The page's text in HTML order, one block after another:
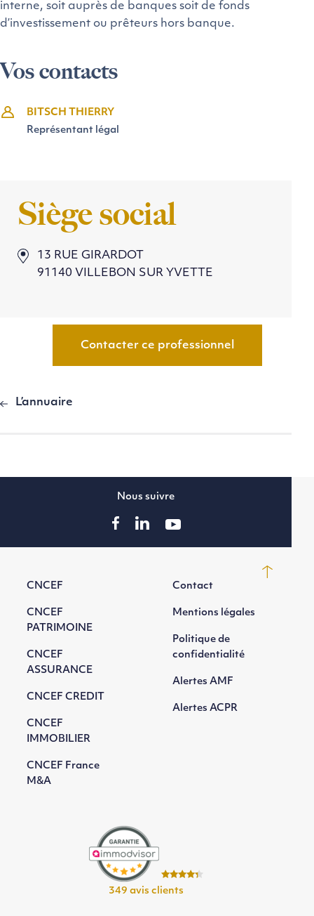
interne, soit auprès de banques soit de fonds
d’investissement ou prêteurs hors banque.
Vos contacts
BITSCH THIERRY
Représentant légal
Siège social
13 RUE GIRARDOT
91140 VILLEBON SUR YVETTE
Contacter ce professionnel
L’annuaire
349 avis clients
CNCEF
CNCEF
PATRIMOINE
CNCEF
ASSURANCE
CNCEF CREDIT
CNCEF
IMMOBILIER
CNCEF France
M&A
Contact
Mentions légales
Politique de
confidentialité
Alertes AMF
Alertes ACPR
Nous suivre